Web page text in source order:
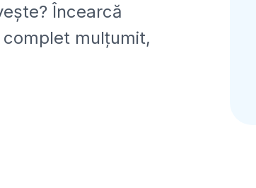
Încearcă
complet mulțumit,